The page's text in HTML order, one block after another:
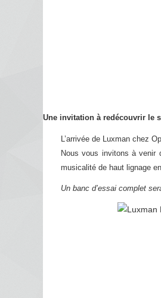
Une invitation à redécouvrir le
L’arrivée de Luxman chez
Nous vous invitons à venir
musicalité de haut lignage
Un banc d’essai complet